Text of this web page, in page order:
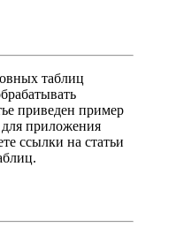
таблиц
приведен пример
для приложения
ссылки на статьи